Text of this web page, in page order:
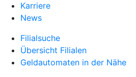
Karriere
News
Filialsuche
Übersicht Filialen
Geldautomaten in der Nähe